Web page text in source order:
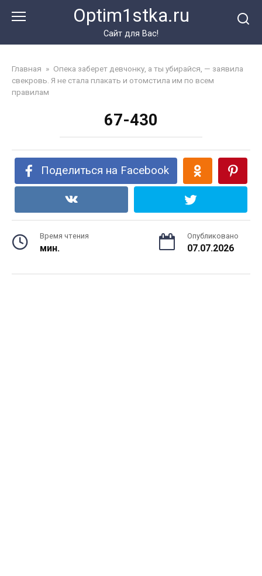
Optim1stka.ru
Сайт для Вас!
Главная » Опека заберет девчонку, а ты убирайся, — заявила
свекровь. Я не стала плакать и отомстила им по всем
правилам
67-430
Поделиться на Facebook
Время чтения
мин.
Опубликовано
07.07.2026